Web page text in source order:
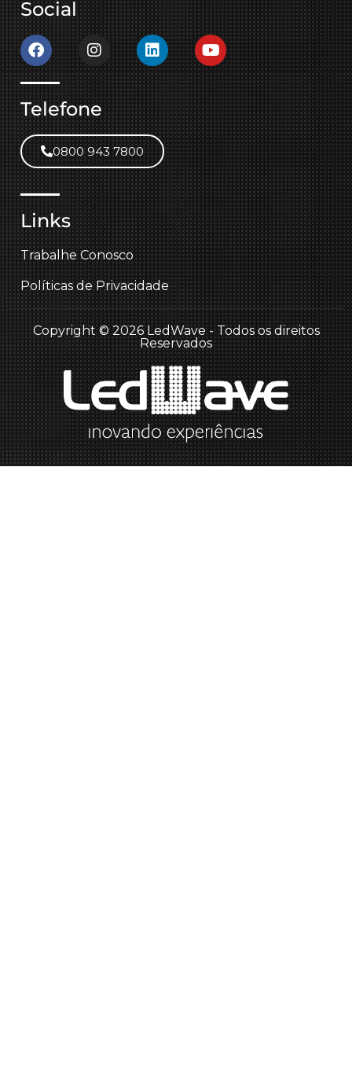
Social
Telefone
0800 943 7800
Links
Trabalhe Conosco
Políticas de Privacidade
Copyright © 2026 LedWave - Todos os direitos
Reservados